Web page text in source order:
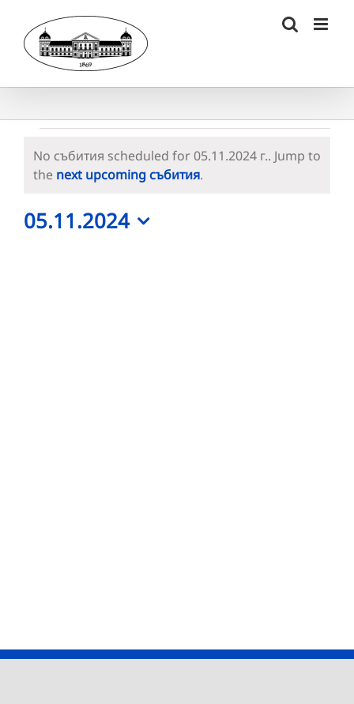
content
Събития
for
05.11.2024
г.
Notice
No събития scheduled for 05.11.2024 г.. Jump to
the next upcoming събития.
05.11.2024